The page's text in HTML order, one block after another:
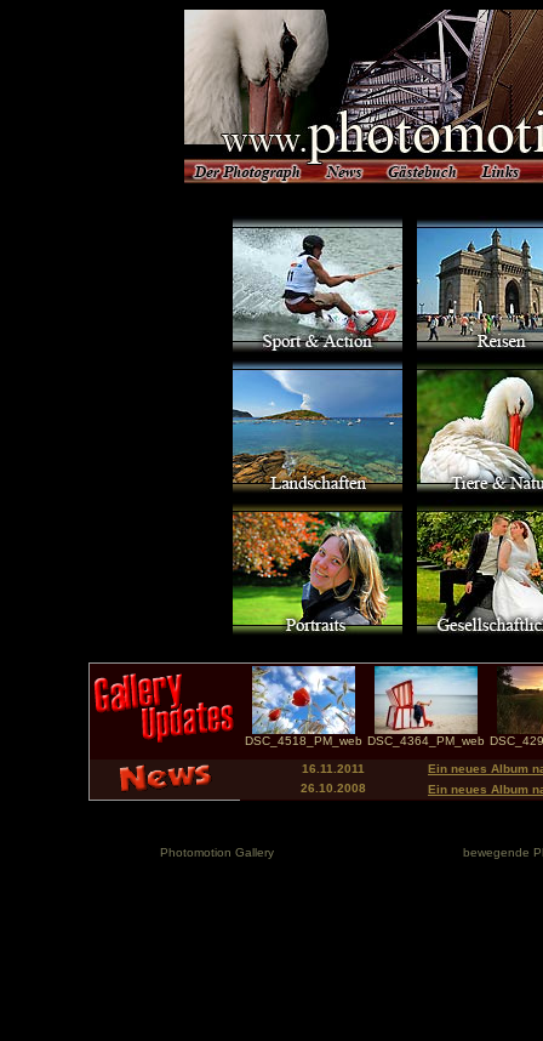
DSC_4518_PM_web DSC_4364_PM_web
16.11.2011
Ein neues Album
26.10.2008
Ein neues Album
Photomotion Gallery bewegende